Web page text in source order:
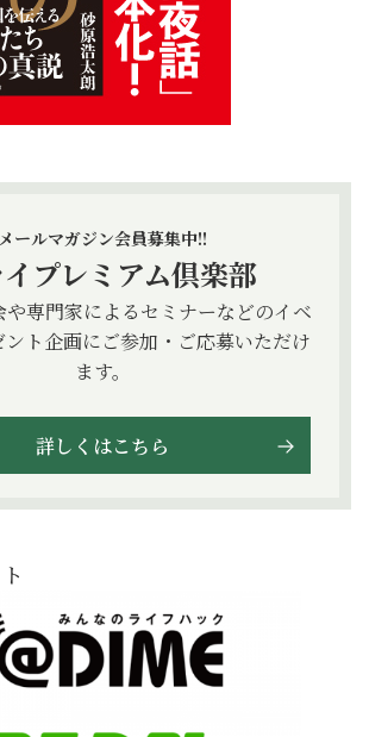
メールマガジン会員募集中!!
プレミアム倶楽部
専門家によるセミナーなどのイベ
ント企画にご参加・ご応募いただけ
ます。
詳しくはこちら